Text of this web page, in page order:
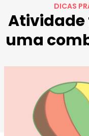
DICAS
Atividade
uma